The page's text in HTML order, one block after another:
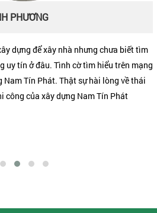
PHƯƠNG
dựng để xây nhà nhưng chưa biết tìm
uy tín ở đâu. Tình cờ tìm hiểu trên mạng
Nam Tín Phát. Thật sự hài lòng về thái
công của xây dựng Nam Tín Phát
CHỊ GÁI
đến toàn thể mọi người trong công ty
đã xây dựng cho gia đình một căn
hài lòng với thái độ làm việc và sự
thể nhân viên công ty.